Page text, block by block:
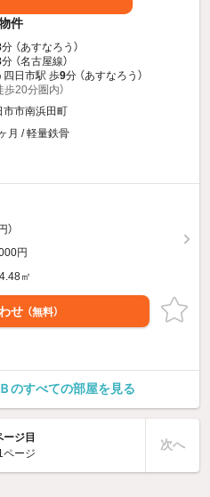
件
分 （あすなろう）
分 （名古屋線）
四日市駅 歩9分 （あすなろう）
歩20分圏内）
市市南浜田町
月 / 軽量鉄骨
）
円
㎡
せ （無料）
のすべての部屋を見る
ージ目
ページ
次へ